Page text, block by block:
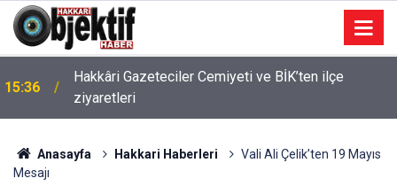
15:36
Hakkâri Gazeteciler Cemiyeti ve BİK’ten ilçe
ziyaretleri
Anasayfa Hakkari Haberleri
Vali Ali Çelik’ten 19 Mayıs
Mesajı